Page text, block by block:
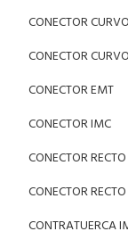
CONECTOR
CONECTOR
CONECTOR EMT
CONECTOR IMC
CONECTOR
CONECTOR
CONTRATUERCA